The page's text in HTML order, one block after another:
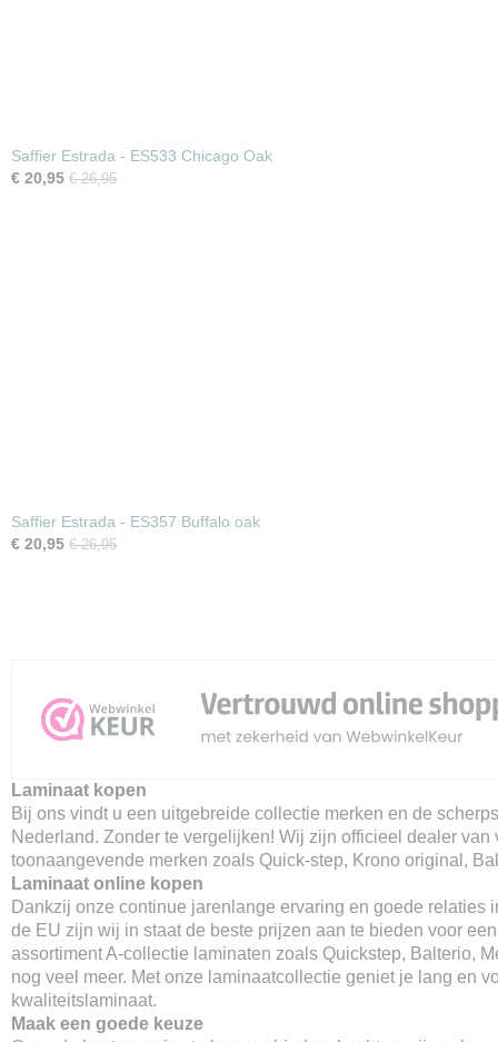
Saffier Estrada - ES533 Chicago Oak
€ 20,95 € 26,95
Saffier Estrada - ES357 Buffalo oak
€ 20,95 € 26,95
Laminaat kopen
Bij ons vindt u een uitgebreide collectie merken en de
Nederland. Zonder te vergelijken! Wij zijn officieel dealer van
toonaangevende merken zoals Quick-step, Krono original,
Laminaat online kopen
Dankzij onze continue jarenlange ervaring en goede relaties
de EU zijn wij in staat de beste prijzen aan te bieden voor
assortiment A-collectie laminaten zoals Quickstep, Balterio,
nog veel meer. Met onze laminaatcollectie geniet je lang en
kwaliteitslaminaat.
Maak een goede keuze